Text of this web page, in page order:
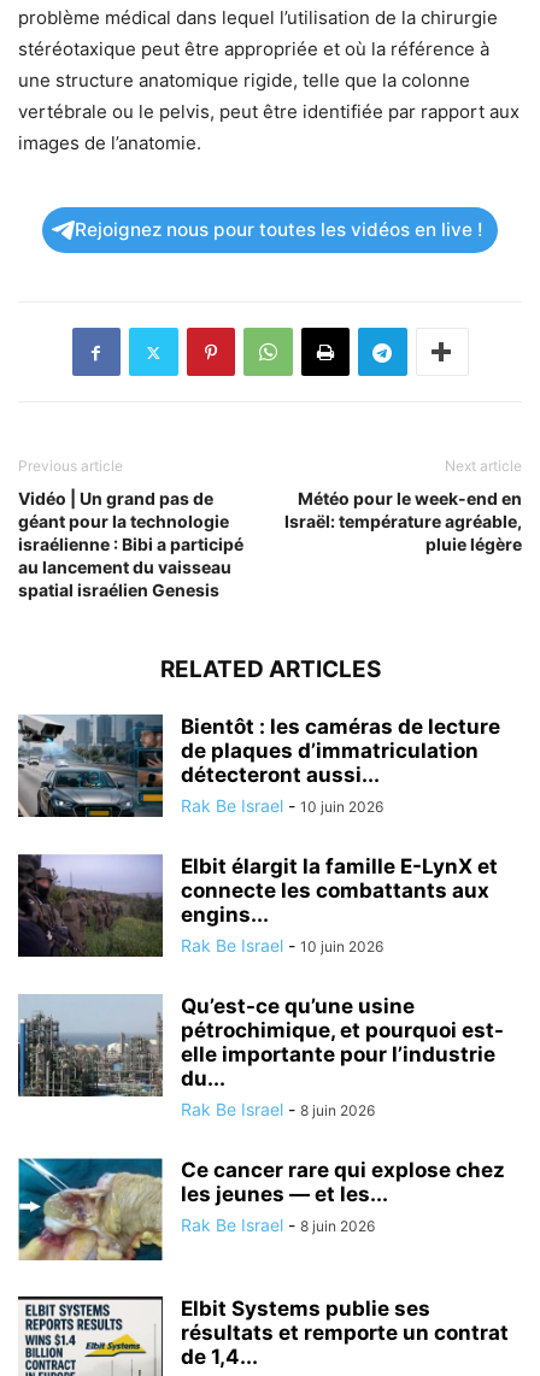
problème médical dans lequel l’utilisation de la chirurgie
stéréotaxique peut être appropriée et où la référence à
une structure anatomique rigide, telle que la colonne
vertébrale ou le pelvis, peut être identifiée par rapport aux
images de l’anatomie.
Rejoignez nous pour toutes les vidéos en live !
Previous article
Vidéo | Un grand pas de
géant pour la technologie
israélienne : Bibi a participé
au lancement du vaisseau
spatial israélien Genesis
Next article
Météo pour le week-end en
Israël: température agréable,
pluie légère
RELATED ARTICLES
Bientôt : les caméras de lecture
de plaques d’immatriculation
détecteront aussi...
Rak Be Israel - 10 juin 2026
Elbit élargit la famille E-LynX et
connecte les combattants aux
engins...
Rak Be Israel - 10 juin 2026
Qu’est-ce qu’une usine
pétrochimique, et pourquoi est-
elle importante pour l’industrie
du...
Rak Be Israel - 8 juin 2026
Ce cancer rare qui explose chez
les jeunes — et les...
Rak Be Israel - 8 juin 2026
Elbit Systems publie ses
résultats et remporte un contrat
de 1,4...